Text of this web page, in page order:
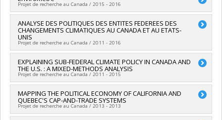
Grant programs:
Funding sources: Ministère Économie et Innovation , MITACS
Inc.
Grant programs:PVXXXXXX-Prog. soutien rech (PSR v1B):
Soutien à des projets rech. (Mitacs) , PVXXXXXX-Stage
Élévation Québec - MITACS
Projet de recherche au Canada / 2015 - 2016
Lead researcher :Erick Lachapelle
ANALYSE DES POLITIQUES DES ENTITES FEDEREES DES
CHANGEMENTS CLIMATIQUES AU CANADA ET AU ETATS-
UNIS
Projet de recherche au Canada / 2011 - 2016
Lead researcher :Erick Lachapelle
Funding sources:FRQSC/Fonds de recherche du Québec -
Société et culture (FQRSC)
de nouveaux professeurs-chercheurs
EXPLAINING SUB-FEDERAL CLIMATE POLICY IN CANADA AND
THE U.S. : A MIXED-METHODS ANALYSIS
Projet de recherche au Canada / 2011 - 2015
Lead researcher :Erick Lachapelle
Funding sources:CRSH/Conseil de recherches en sciences
humaines du Canada
MAPPING THE POLITICAL ECONOMY OF CALIFORNIA AND
QUEBEC'S CAP-AND-TRADE SYSTEMS
Projet de recherche au Canada / 2013 - 2013